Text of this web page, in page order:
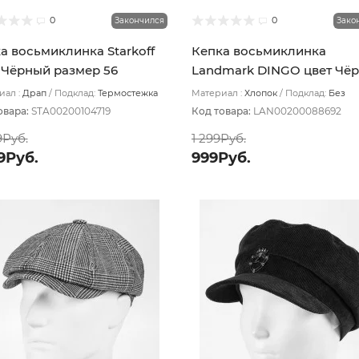
0 Закончился
восьмиклинка Starkoff
Чёрный размер 56
: Драп Подклад: Термостежка
STA00200104719
0
Кепка восьмиклинка
Landmark DINGO цвет
размер 56
Материал : Хлопок Подклад: Без
Код товара: LAN00200088692
1 299Руб.
999Руб.